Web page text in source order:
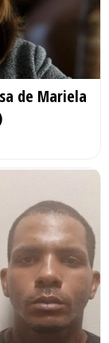
de Mariela